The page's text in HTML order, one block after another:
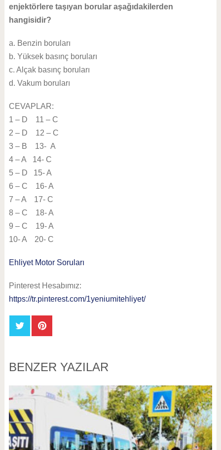
enjektörlere taşıyan borular aşağıdakilerden
hangisidir?
a. Benzin boruları
b. Yüksek basınç boruları
c. Alçak basınç boruları
d. Vakum boruları
CEVAPLAR:
1 – D 11 – C
2 – D 12 – C
3 – B 13- A
4 – A 14- C
5 – D 15- A
6 – C 16- A
7 – A 17- C
8 – C 18- A
9 – C 19- A
10- A 20- C
Ehliyet Motor Soruları
Pinterest Hesabımız:
https://tr.pinterest.com/1yeniumitehliyet/
BENZER YAZILAR